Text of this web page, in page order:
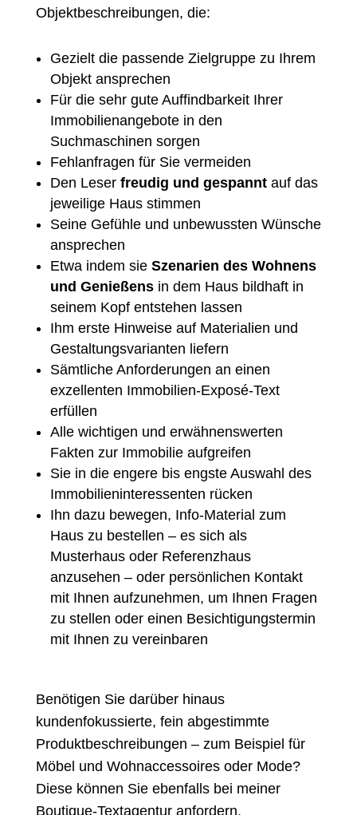
Objektbeschreibungen, die:
Gezielt die passende Zielgruppezu Ihrem
Objekt ansprechen
Für die sehr gute Auffindbarkeit Ihrer
Immobilienangebote in den
Suchmaschinen sorgen
Fehlanfragen für Sie vermeiden
Den Leser freudig und gespanntauf das
jeweilige Haus stimmen
Seine Gefühle und unbewussten Wünsche
ansprechen
Etwa indem sie Szenarien des Wohnens
und Genießensin dem Haus bildhaft in
seinem Kopf entstehen lassen
Ihm erste Hinweise auf Materialien und
Gestaltungsvarianten liefern
Sämtliche Anforderungen an einen
exzellenten Immobilien-Exposé-Text
erfüllen
Alle wichtigen und erwähnenswerten
Fakten zur Immobilie aufgreifen
Sie in die engere bis engste Auswahl des
Immobilieninteressenten rücken
Ihn dazu bewegen, Info-Material zum
Haus zu bestellen – es sich als
Musterhaus oder Referenzhaus
anzusehen – oder persönlichen Kontakt
mit Ihnen aufzunehmen, um Ihnen Fragen
zu stellen oder einen Besichtigungstermin
mit Ihnen zu vereinbaren
Benötigen Sie darüber hinaus
kundenfokussierte, fein abgestimmte
Produktbeschreibungen – zum Beispiel für
Möbel und Wohnaccessoiresoder Mode?
Diese können Sie ebenfalls bei meiner
Boutique‑Textagentur anfordern.